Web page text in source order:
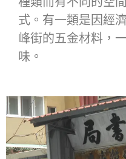
式。有一類是因經
峰街的五金材料，
味。